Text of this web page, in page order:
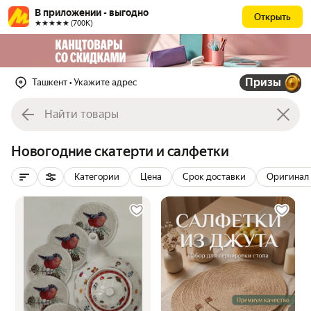
В приложении - выгодно
★★★★★ (700К)
Открыть
Ташкент • Укажите адрес Призы
Новогодние скатерти и салфетки
Категории Цена Срок доставки Оригинал